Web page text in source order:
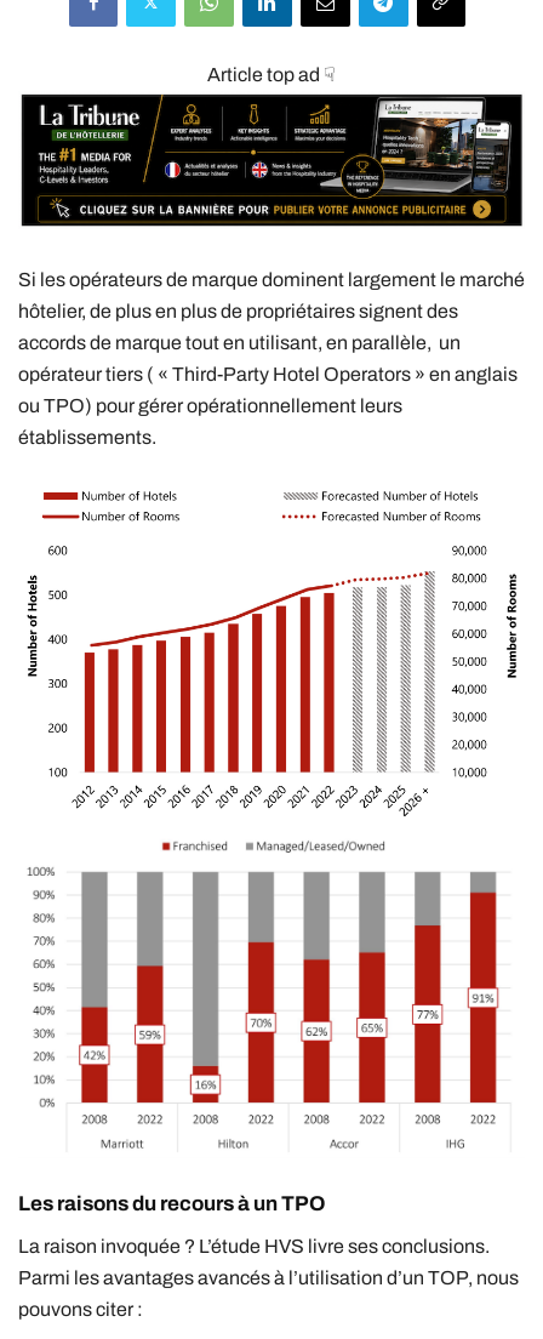
Article top ad ☟
Si les opérateurs de marque dominent largement le marché
hôtelier, de plus en plus de propriétaires signent des
accords de marque tout en utilisant, en parallèle, un
opérateur tiers ( « Third-Party Hotel Operators » en anglais
ou TPO) pour gérer opérationnellement leurs
établissements.
Les raisons du recours à un TPO
La raison invoquée ? L’étude HVS livre ses conclusions.
Parmi les avantages avancés à l’utilisation d’un TOP, nous
pouvons citer :